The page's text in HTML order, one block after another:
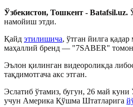
Ўзбекистон, Тошкент - Batafsil.uz.
намойиш этди.
Қайд этилишича, ўтган йилга
маҳаллий бренд — "7SABER"
Эълон қилинган видеороликда
тақдимотгача акс этган.
Эслатиб ўтамиз, бугун, 26 май
учун Америка Қўшма Штатларига